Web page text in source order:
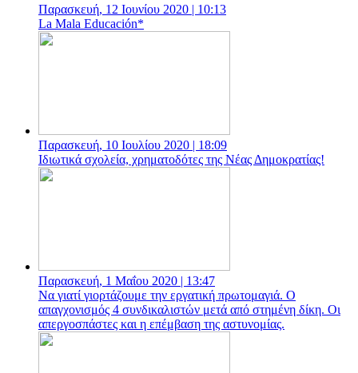
Παρασκευή, 12 Ιουνίου 2020 | 10:13
La Μala Εducación*
Παρασκευή, 10 Ιουλίου 2020 | 18:09
Ιδιωτικά σχολεία, χρηματοδότες της Νέας Δημοκρατίας!
Παρασκευή, 1 Μαΐου 2020 | 13:47
Να γιατί γιορτάζουμε την εργατική πρωτομαγιά. Ο
απαγχονισμός 4 συνδικαλιστών μετά από στημένη δίκη. Οι
απεργοσπάστες και η επέμβαση της αστυνομίας.